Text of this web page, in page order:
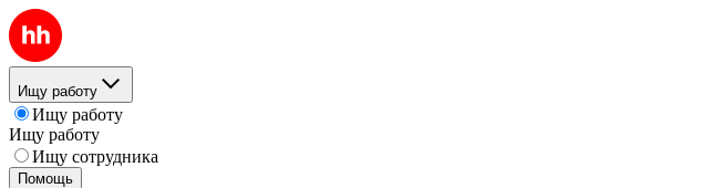
Ищу работу
Ищу работу
Ищу работу
Ищу сотрудника
Помощь